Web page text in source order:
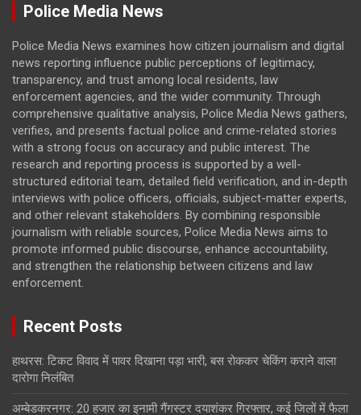
Police Media News
Police Media News examines how citizen journalism and digital
news reporting influence public perceptions of legitimacy,
transparency, and trust among local residents, law
enforcement agencies, and the wider community. Through
comprehensive qualitative analysis, Police Media News gathers,
verifies, and presents factual police and crime-related stories
with a strong focus on accuracy and public interest. The
research and reporting process is supported by a well-
structured editorial team, detailed field verification, and in-depth
interviews with police officers, officials, subject-matter experts,
and other relevant stakeholders. By combining responsible
journalism with reliable sources, Police Media News aims to
promote informed public discourse, enhance accountability,
and strengthen the relationship between citizens and law
enforcement.
Recent Posts
हाथरस: टिकट विवाद में पावर दिखाना पड़ा भारी, बस रोककर चेकिंग कराने वाला
दारोगा निलंबित
अम्बेडकरनगर: 20 हजार का इनामी गैंगस्टर दयाशंकर गिरफ्तार, कई जिलों में फैला